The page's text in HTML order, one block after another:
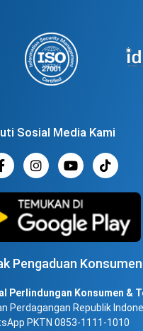
Sosial Media Kami
Pengaduan Konsumen
Perlindungan Konsumen &
Perdagangan Republik
PKTN 0853-1111-1010